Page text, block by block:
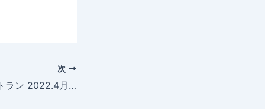
次
ヘルスケア・レストラン 2022.4月号